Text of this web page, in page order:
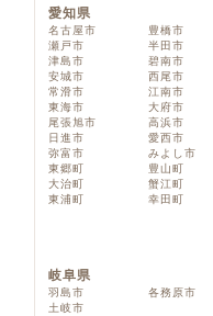
愛知県
名古屋市 豊橋市
瀬戸市
半田市
津島市
碧南市
安城市
西尾市
常滑市
江南市
東海市
大府市
尾張旭市
高浜市
日進市
愛西市
弥富市
みよし市
東郷町
豊山町
大治町
蟹江町
東浦町
幸田町
岐阜県
羽島市 各務原市
土岐市